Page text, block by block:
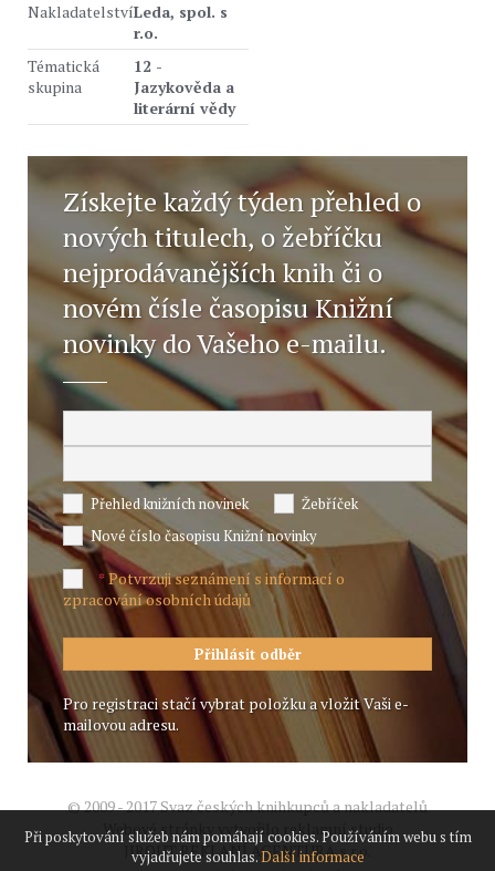
NakladatelstvíLeda, spol. s
r.o.
Tématická
skupina
12 -
Jazykověda a
literární vědy
Získejte každý týden přehled o
nových titulech, o žebříčku
nejprodávanějších knih či o
novém čísle časopisu Knižní
novinky do Vašeho e-mailu.
Přehled knižních novinek
Žebříček
Nové číslo časopisu Knižní novinky
*Potvrzuji seznámení s informací o
zpracování osobních údajů
Pro registraci stačí vybrat položku a vložit Vaši e-
mailovou adresu.
© 2009 - 2017 Svaz českých knihkupců a nakladatelů
Webové stránky vytvořilo reklamní studio
JIROUT REKLANÍ AGENTURA s.r.o.
Při poskytování služeb nám pomáhají cookies. Používáním webu s tím
vyjadřujete souhlas.Další informace